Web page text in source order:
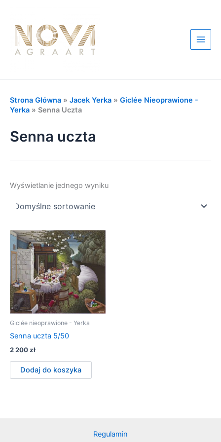
treści
Main
Strona Główna » Jacek Yerka » Giclée Nieoprawione -
Yerka » Senna Uczta
Senna uczta
Wyświetlanie jednego wyniku
Giclée nieoprawione - Yerka
Senna uczta 5/50
2 200zł
Dodaj do koszyka
Regulamin